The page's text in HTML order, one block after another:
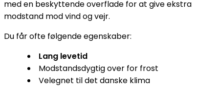
med en beskyttende overflade for at give ekstra
modstand mod vind og vejr.
Du får ofte følgende egenskaber:
Lang levetid
Modstandsdygtig over for frost
Velegnet til det danske klima